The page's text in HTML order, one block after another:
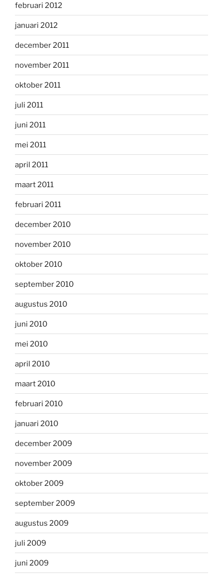
februari 2012
januari 2012
december 2011
november 2011
oktober 2011
juli 2011
juni 2011
mei 2011
april 2011
maart 2011
februari 2011
december 2010
november 2010
oktober 2010
september 2010
augustus 2010
juni 2010
mei 2010
april 2010
maart 2010
februari 2010
januari 2010
december 2009
november 2009
oktober 2009
september 2009
augustus 2009
juli 2009
juni 2009